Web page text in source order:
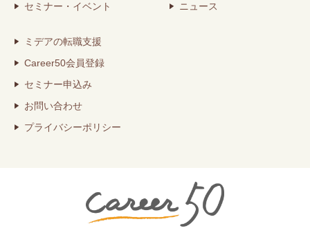
セミナー・イベント ニュース
ミデアの転職支援
Career50会員登録
セミナー申込み
お問い合わせ
プライバシーポリシー